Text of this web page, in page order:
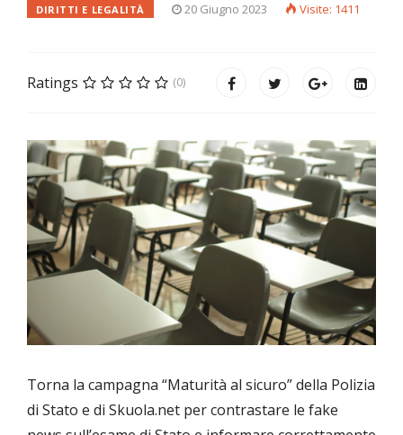
DIRITTI E LEGALITÀ 20 Giugno 2023 Visite: 1411
Ratings (0)
Torna la campagna “Maturità al sicuro” della Polizia
di Stato e di Skuola.net per contrastare le fake